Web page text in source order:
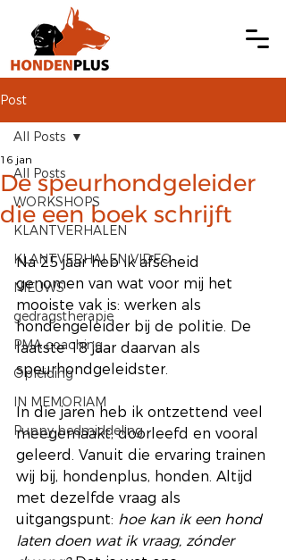
Post
All Posts
WORKSHOPS
KLANTVERHALEN
KLANTVERHALEN VIDEO
NIEUWS
gedragstherapie
PMA coaching
Opleiding
IN MEMORIAM
Puppy bedmiddeling
All Posts
De speurhondgeleider
die een boek schrijft
16 jan
Na 25 jaar heb ik afscheid
genomen van wat voor mij het
mooiste vak is: werken als
hondengeleider bij de politie. De
laatste 18 jaar daarvan als
speurhondgeleidster.
In die jaren heb ik ontzettend veel
meegemaakt, doorleefd en vooral
geleerd. Vanuit die ervaring trainen
wij bij, hondenplus, honden. Altijd
met dezelfde vraag als
uitgangspunt: hoe kan ik een hond
laten doen wat ik vraag, zónder